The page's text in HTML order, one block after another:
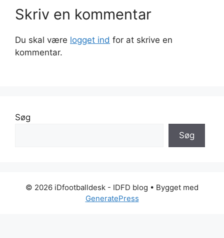
Skriv en kommentar
Du skal være logget ind for at skrive en
kommentar.
Søg
Søg
© 2026 iDfootballdesk - IDFD blog • Bygget med
GeneratePress